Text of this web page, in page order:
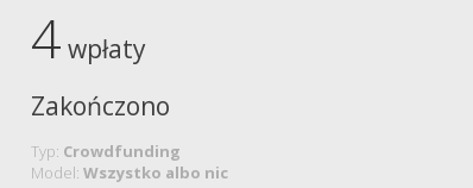
4 wpłaty
Zakończono
Typ: Crowdfunding
Model: Wszystko albo nic